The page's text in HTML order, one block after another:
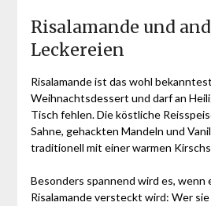
Risalamande und
Leckereien
Risalamande ist das wohl
Weihnachtsdessert und darf an
Tisch fehlen. Die köstliche
Sahne, gehackten Mandeln und
traditionell mit einer warmen
Besonders spannend wird es, wenn
Risalamande versteckt wird: Wer